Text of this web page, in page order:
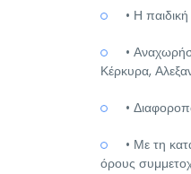
• Η παιδική
•
Κέρκυρα,
•
• Με τη
όρους